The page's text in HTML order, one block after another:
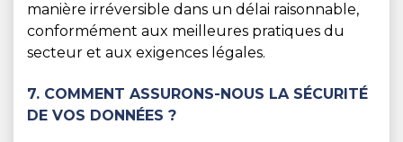
manière irréversible dans un délai raisonnable,
conformément aux meilleures pratiques du
secteur et aux exigences légales.
7. COMMENT ASSURONS-NOUS LA SÉCURITÉ
DE VOS DONNÉES ?